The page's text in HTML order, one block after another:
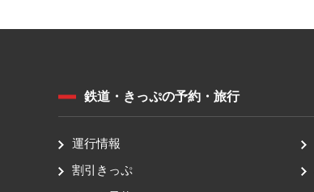
鉄道・きっぷの予約・旅行
運行情報
割引きっぷ